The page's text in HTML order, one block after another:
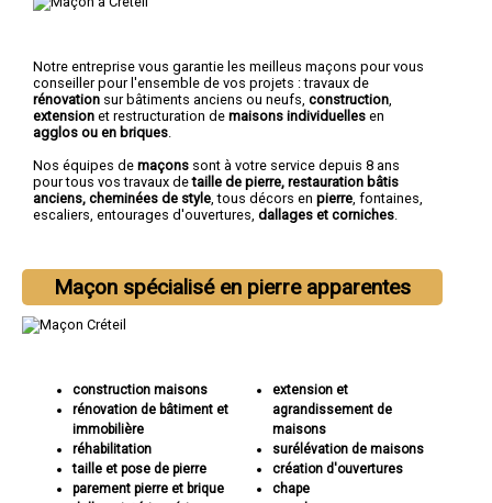
Notre entreprise vous garantie les meilleus maçons pour vous
conseiller pour l'ensemble de vos projets : travaux de
rénovation sur bâtiments anciens ou neufs, construction
extension et restructuration de maisons individuelles en
agglos ou en briques
Nos équipes de maçons sont à votre service depuis 8 ans
pour tous vos travaux detaille de pierre, restauration bâtis
anciens, cheminées de style , tous décors en pierre , fontaines,
escaliers, entourages d'ouvertures, dallages et corniches
Maçon spécialisé en pierre apparentes
construction maisons
rénovation de bâtiment et
immobilière
réhabilitation
taille et pose de pierre
parement pierre et brique
extension et
agrandissement de
maisons
surélévation de maisons
création d'ouvertures
chape